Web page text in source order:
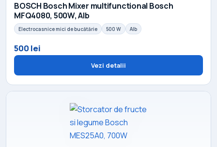
BOSCH Bosch Mixer multifunctional Bosch
MFQ4080, 500W, Alb
Electrocasnice mici de bucătărie 500 W Alb
500 lei
Vezi detalii